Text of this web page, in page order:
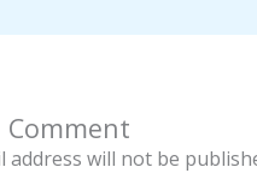
Comment
address will not be